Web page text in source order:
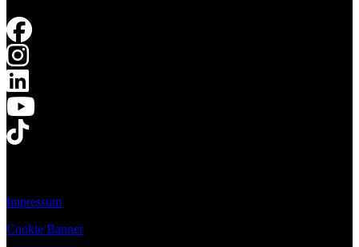
Impressum
Cookie Banner